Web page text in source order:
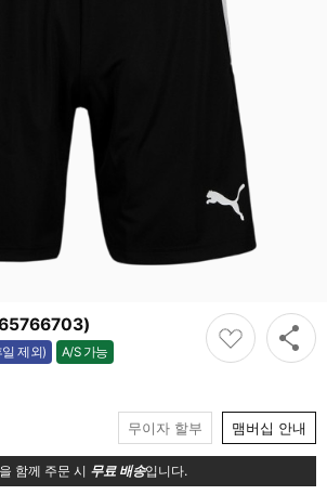
제외) A/S 가능
가능
무이자 할부 맴버십 안내
함께 주문 시 무료 배송입니다.